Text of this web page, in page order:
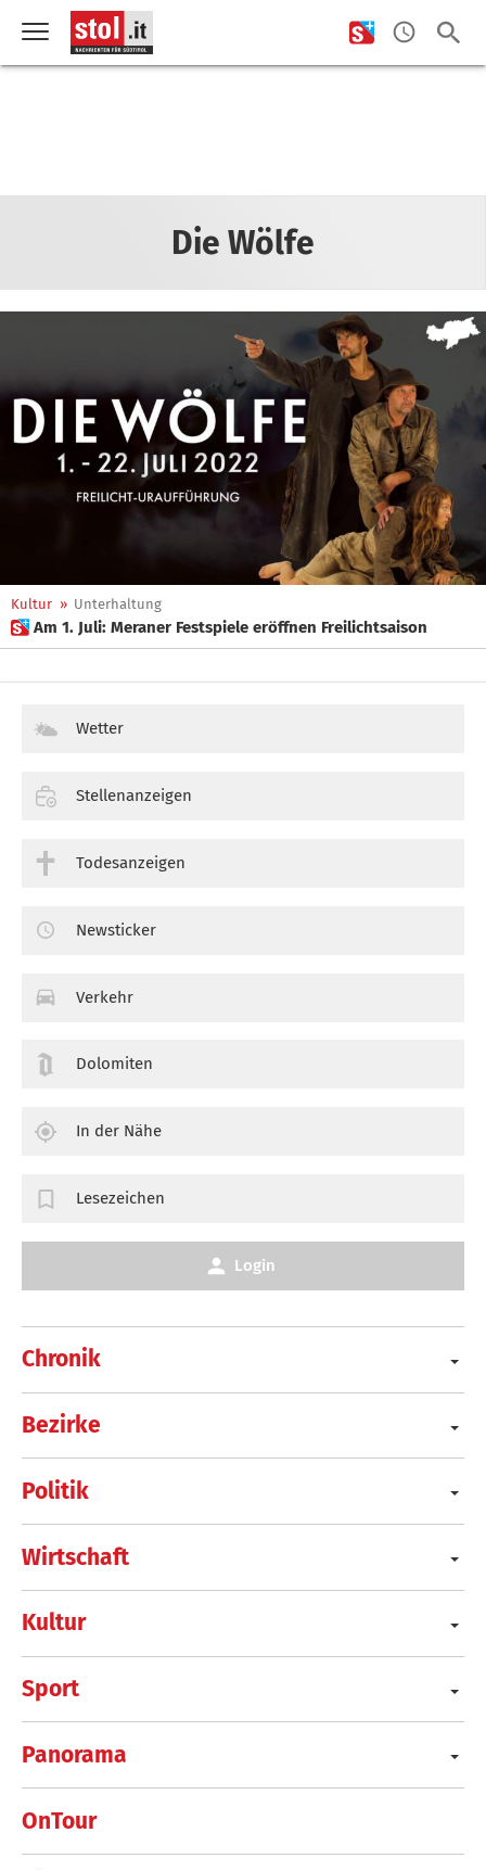
Die Wölfe
Kultur » Unterhaltung
 Am 1. Juli: Meraner Festspiele eröffnen Freilichtsaison
Chronik
Bezirke
Politik
Wirtschaft
Kultur
Sport
Panorama
OnTour
Wetter
Stellenanzeigen
Todesanzeigen
Newsticker
Verkehr
Dolomiten
In der Nähe
Lesezeichen
Login